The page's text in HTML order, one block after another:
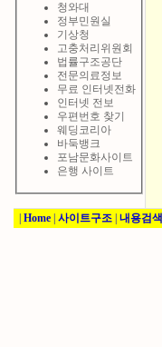
청와대
정부민원실
기상청
고충처리위원회
법률구조공단
전문의료정보
무료 인터넷전화
인터넷 전보
우편번호 찾기
웨딩코리아
바둑뱅크
포남문화사이트
은행 사이트
Home 사이트구조 내용검색